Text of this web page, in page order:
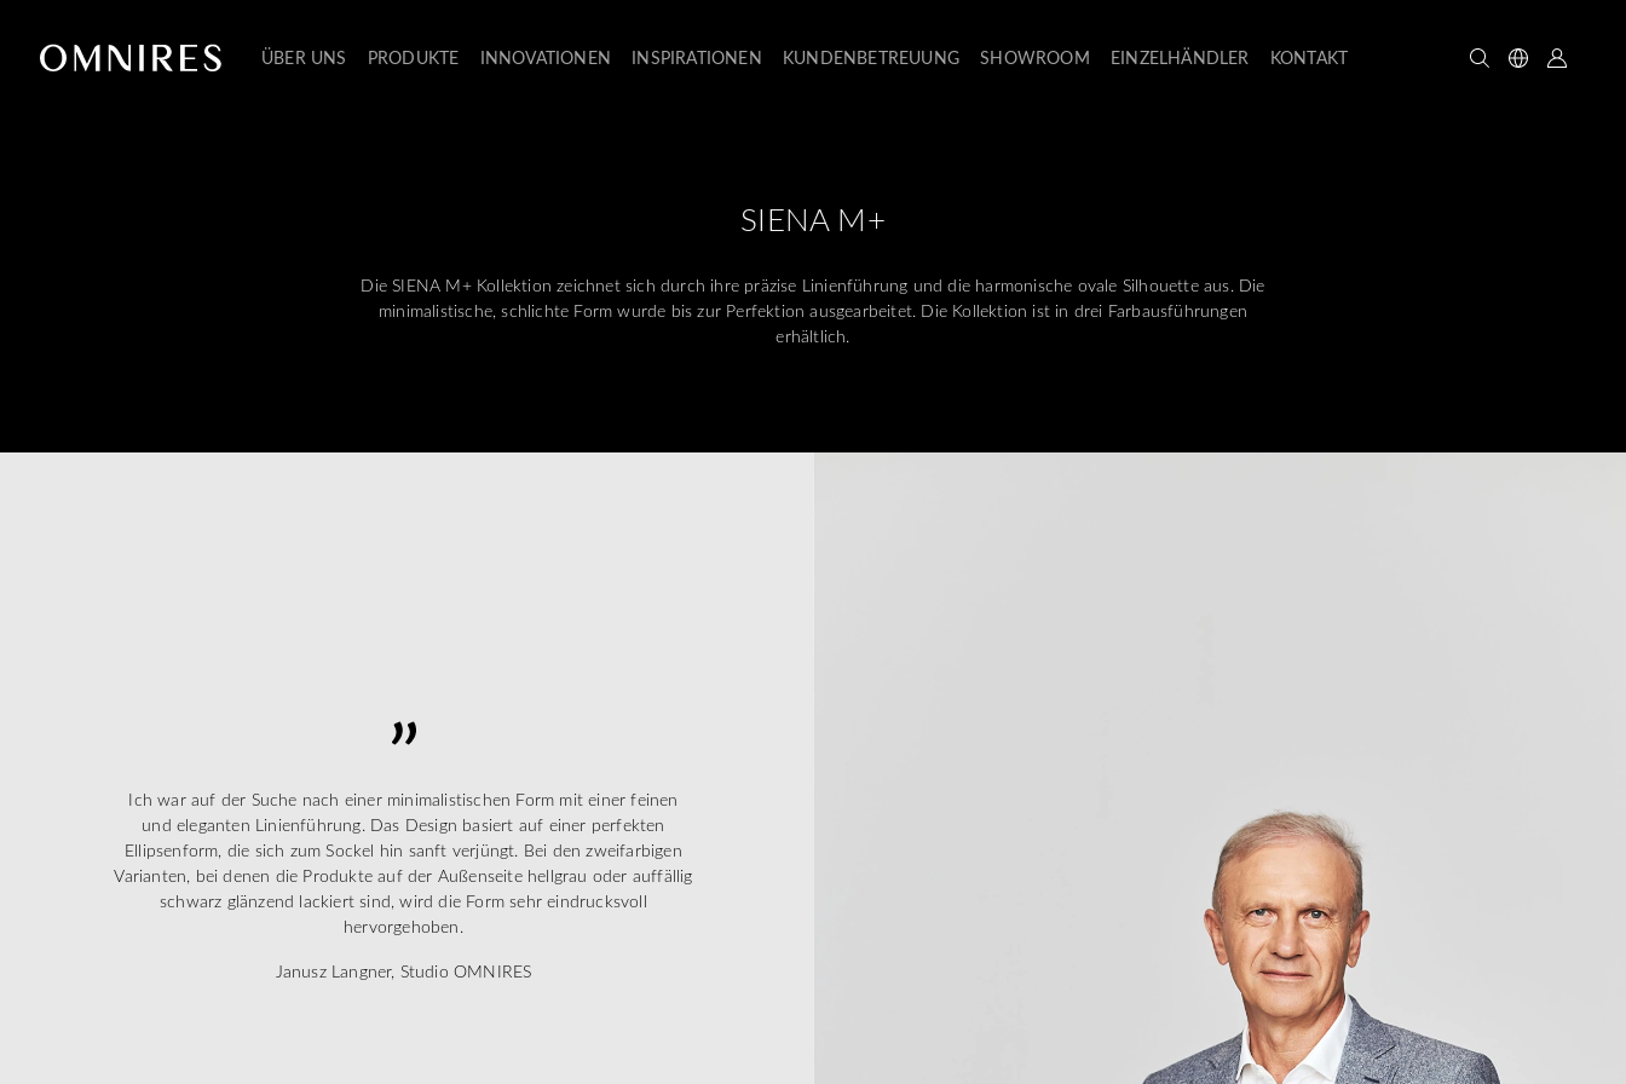
ÜBER UNS PRODUKTE INNOVATIONEN INSPIRATIONEN KUNDENBETREUUNG SHOWROOM EINZELHÄNDLER KONTAKT
SIENA M+
Die SIENA M+ Kollektion zeichnet sich durch ihre präzise Linienführung und die harmonische ovale Silhouette aus. Die
minimalistische, schlichte Form wurde bis zur Perfektion ausgearbeitet. Die Kollektion ist in drei Farbausführungen
erhältlich.
Ich war auf der Suche nach einer minimalistischen Form mit einer feinen
und eleganten Linienführung. Das Design basiert auf einer perfekten
Ellipsenform, die sich zum Sockel hin sanft verjüngt. Bei den zweifarbigen
Varianten, bei denen die Produkte auf der Außenseite hellgrau oder auffällig
schwarz glänzend lackiert sind, wird die Form sehr eindrucksvoll
hervorgehoben.
Janusz Langner, Studio OMNIRES